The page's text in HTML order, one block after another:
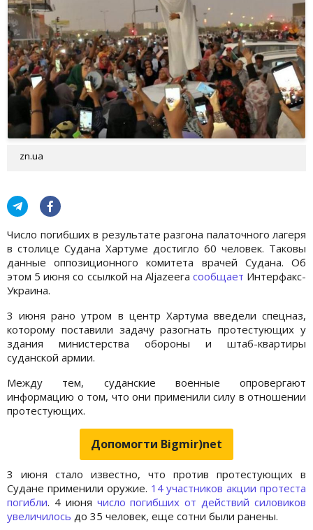
zn.ua
Число погибших в результате разгона палаточного лагеря
в столице Судана Хартуме достигло 60 человек. Таковы
данные оппозиционного комитета врачей Судана. Об
этом 5 июня со ссылкой на Aljazeera сообщает Интерфакс-
Украина.
3 июня рано утром в центр Хартума введели спецназ,
которому поставили задачу разогнать протестующих у
здания министерства обороны и штаб-квартиры
суданской армии.
Между тем, суданские военные опровергают
информацию о том, что они применили силу в отношении
протестующих.
Допомогти Bigmir)net
3 июня стало известно, что против протестующих в
Судане применили оружие. 14 участников акции протеста
погибли. 4 июня число погибших от действий силовиков
увеличилось до 35 человек, еще сотни были ранены.